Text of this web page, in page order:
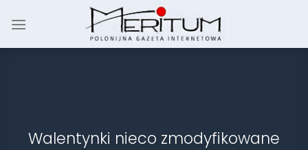
Walentynki nieco zmodyfikowane